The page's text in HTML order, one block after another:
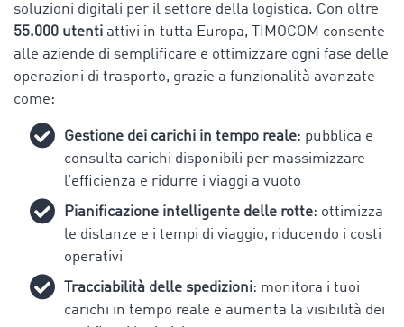
soluzioni digitali per il settore della logistica. Con oltre
55.000 utenti attivi in tutta Europa, TIMOCOM consente
alle aziende di semplificare e ottimizzare ogni fase delle
operazioni di trasporto, grazie a funzionalità avanzate
come:
Gestione dei carichi in tempo reale: pubblica e
consulta carichi disponibili per massimizzare
l’efficienza e ridurre i viaggi a vuoto
Pianificazione intelligente delle rotte: ottimizza
le distanze e i tempi di viaggio, riducendo i costi
operativi
Tracciabilità delle spedizioni: monitora i tuoi
carichi in tempo reale e aumenta la visibilità dei